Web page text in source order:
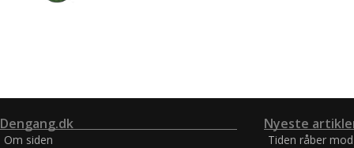
Dengang.dk
Om siden
Nyeste
Tiden råber